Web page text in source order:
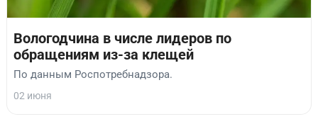
Вологодчина в числе лидеров по
обращениям из-за клещей
По данным Роспотребнадзора.
02 июня